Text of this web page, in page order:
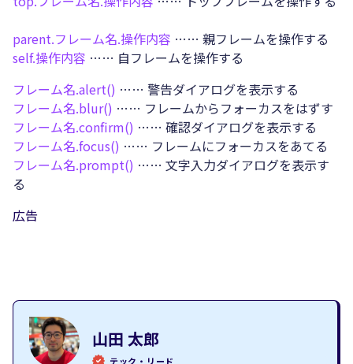
parent.フレーム名.操作内容 …… 親フレームを操作する
self.操作内容 …… 自フレームを操作する
フレーム名.alert() …… 警告ダイアログを表示する
フレーム名.blur() …… フレームからフォーカスをはずす
フレーム名.confirm() …… 確認ダイアログを表示する
フレーム名.focus() …… フレームにフォーカスをあてる
フレーム名.prompt() …… 文字入力ダイアログを表示す
る
広告
山田 太郎
テック・リード